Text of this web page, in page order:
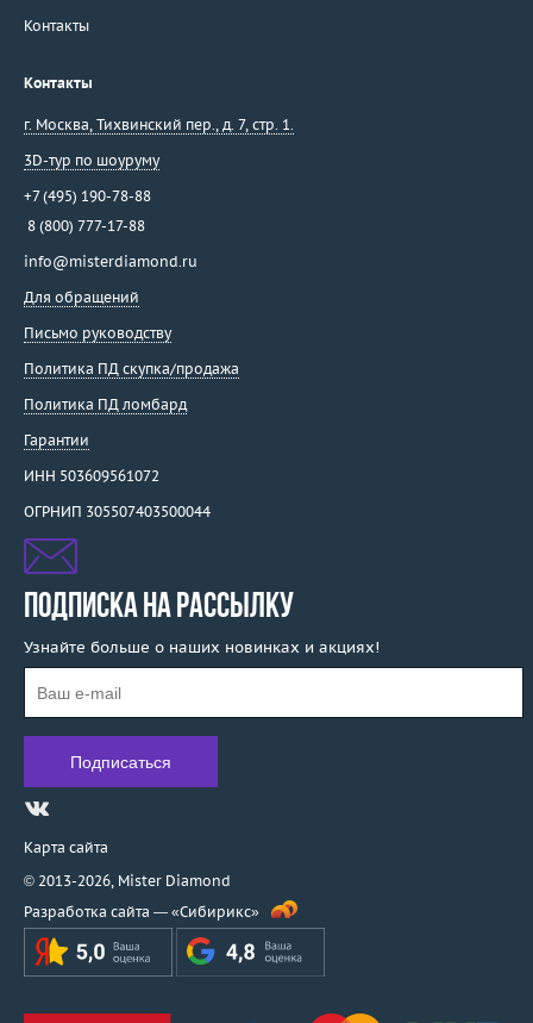
Контакты
Контакты
г. Москва, Тихвинский пер., д. 7, стр. 1.
3D-тур по шоуруму
+7 (495) 190-78-88
8 (800) 777-17-88
info@misterdiamond.ru
Для обращений
Письмо руководству
Политика ПД скупка/продажа
Политика ПД ломбард
Гарантии
ИНН 503609561072
ОГРНИП 305507403500044
ПОДПИСКА НА РАССЫЛКУ
Узнайте больше о наших новинках и акциях!
Карта сайта
© 2013-2026, Mister Diamond
Разработка сайта — «Сибирикс»